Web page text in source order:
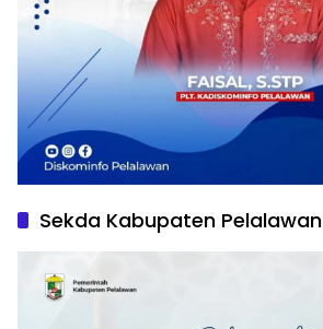
Sekda Kabupaten Pelalawan